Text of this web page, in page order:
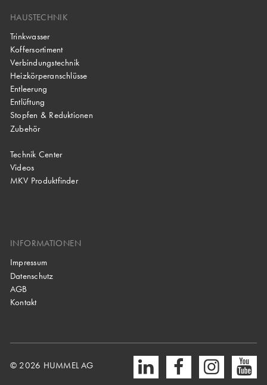
HAUSTECHNIK
Trinkwasser
Koffersortiment
Verbindungstechnik
Heizkörperanschlüsse
Entleerung
Entlüftung
Stopfen & Reduktionen
Zubehör
Technik Center
Videos
MKV Produktfinder
INFORMATIONEN
Impressum
Datenschutz
AGB
Kontakt
© 2026 HUMMEL AG